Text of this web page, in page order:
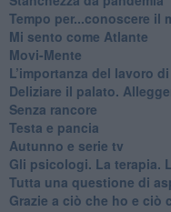
​Tempo per...conoscere il
​Mi sento come Atlante
​Movi-Mente
​L’importanza del lavoro
​Deliziare il palato.
​Senza rancore
​Testa e pancia
​Autunno e serie tv
​Gli psicologi. La terapia.
​Tutta una questione di
​Grazie a ciò che ho e ciò